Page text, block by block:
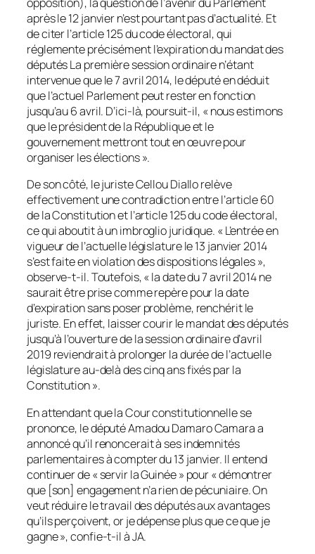
après le 12 janvier n’est pourtant pas d’actualité. Et
de citer l’article 125 du code électoral, qui
réglemente précisément l’expiration du mandat des
députés La première session ordinaire n’étant
intervenue que le 7 avril 2014, le député en déduit
que l’actuel Parlement peut rester en fonction
jusqu’au 6 avril. D’ici-là, poursuit-il, « nous estimons
que le président de la République et le
gouvernement mettront tout en œuvre pour
organiser les élections ».
De son côté, le juriste Cellou Diallo relève
effectivement une contradiction entre l’article 60
de la Constitution et l’article 125 du code électoral,
ce qui aboutit à un imbroglio juridique. « L’entrée en
vigueur de l’actuelle législature le 13 janvier 2014
s’est faite en violation des dispositions légales »,
observe-t-il. Toutefois, « la date du 7 avril 2014 ne
saurait être prise comme repère pour la date
d’expiration sans poser problème, renchérit le
juriste. En effet, laisser courir le mandat des députés
jusqu’à l’ouverture de la session ordinaire d’avril
2019 reviendrait à prolonger la durée de l’actuelle
législature au-delà des cinq ans fixés par la
Constitution ».
En attendant que la Cour constitutionnelle se
prononce, le député Amadou Damaro Camara a
annoncé qu’il renoncerait à ses indemnités
parlementaires à compter du 13 janvier. Il entend
continuer de « servir la Guinée » pour « démontrer
que [son] engagement n’a rien de pécuniaire. On
veut réduire le travail des députés aux avantages
qu’ils perçoivent, or je dépense plus que ce que je
gagne », confie-t-il à JA.